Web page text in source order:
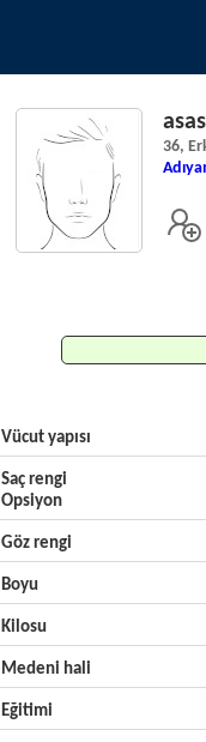
36,
Vücut yapısı
Saç rengi
Opsiyon
Göz rengi
Boyu
Kilosu
Medeni hali
Eğitimi